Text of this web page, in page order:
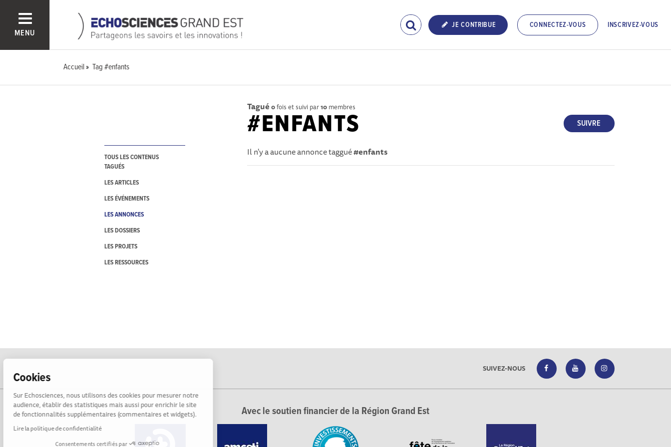
Cookies
Sur Echosciences, nous utilisons des cookies pour mesurer notre
audience, établir des statistiques mais aussi pour enrichir le site
de fonctionnalités supplémentaires (commentaires et widgets).
Lire la politique de confidentialité
Consentements certifiés par
MENU
JE CONTRIBUE CONNECTEZ-VOUS INSCRIVEZ-VOUS
Accueil Tag #enfants
TOUS LES CONTENUS
TAGUÉS
LES ARTICLES
LES ÉVÉNEMENTS
LES ANNONCES
LES DOSSIERS
LES PROJETS
LES RESSOURCES
Tagué 0fois et suivi par10 membres
SUIVRE
#ENFANTS
Il n'y a aucune annonce taggué#enfants
SUIVEZ-NOUS
Avec le soutien financier de la Région Grand Est